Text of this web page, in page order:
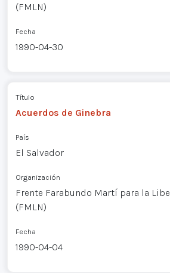
(FMLN)
Fecha
1990-04-30
Título
Acuerdos de Ginebra
País
El Salvador
Organización
Frente Farabundo Martí para la
(FMLN)
Fecha
1990-04-04